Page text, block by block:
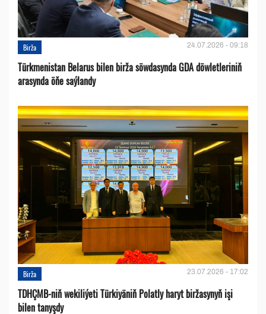
Birža 24.07.2026 - 09:18
Türkmenistan Belarus bilen birža söwdasynda GDA döwletleriniň
arasynda öňe saýlandy
Birža 23.07.2026 - 17:02
TDHÇMB-niň wekiliýeti Türkiyäniň Polatly haryt biržasynyň işi
bilen tanyşdy